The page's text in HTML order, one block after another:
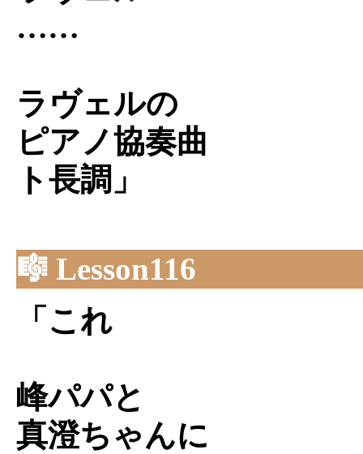
……
ラヴェルの
ピアノ協奏曲
ト長調」
🎼 Lesson116
「これ
峰パパと
真澄ちゃんに